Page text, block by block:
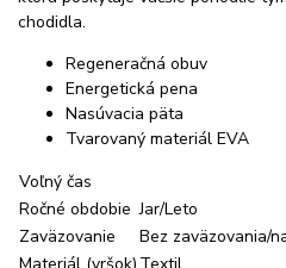
chodidla.
Regeneračná obuv
Energetická pena
Nasúvacia päta
Tvarovaný materiál EVA
Voľný čas
Ročné obdobie Jar/Leto
Zaväzovanie
Bez zaväzovania/